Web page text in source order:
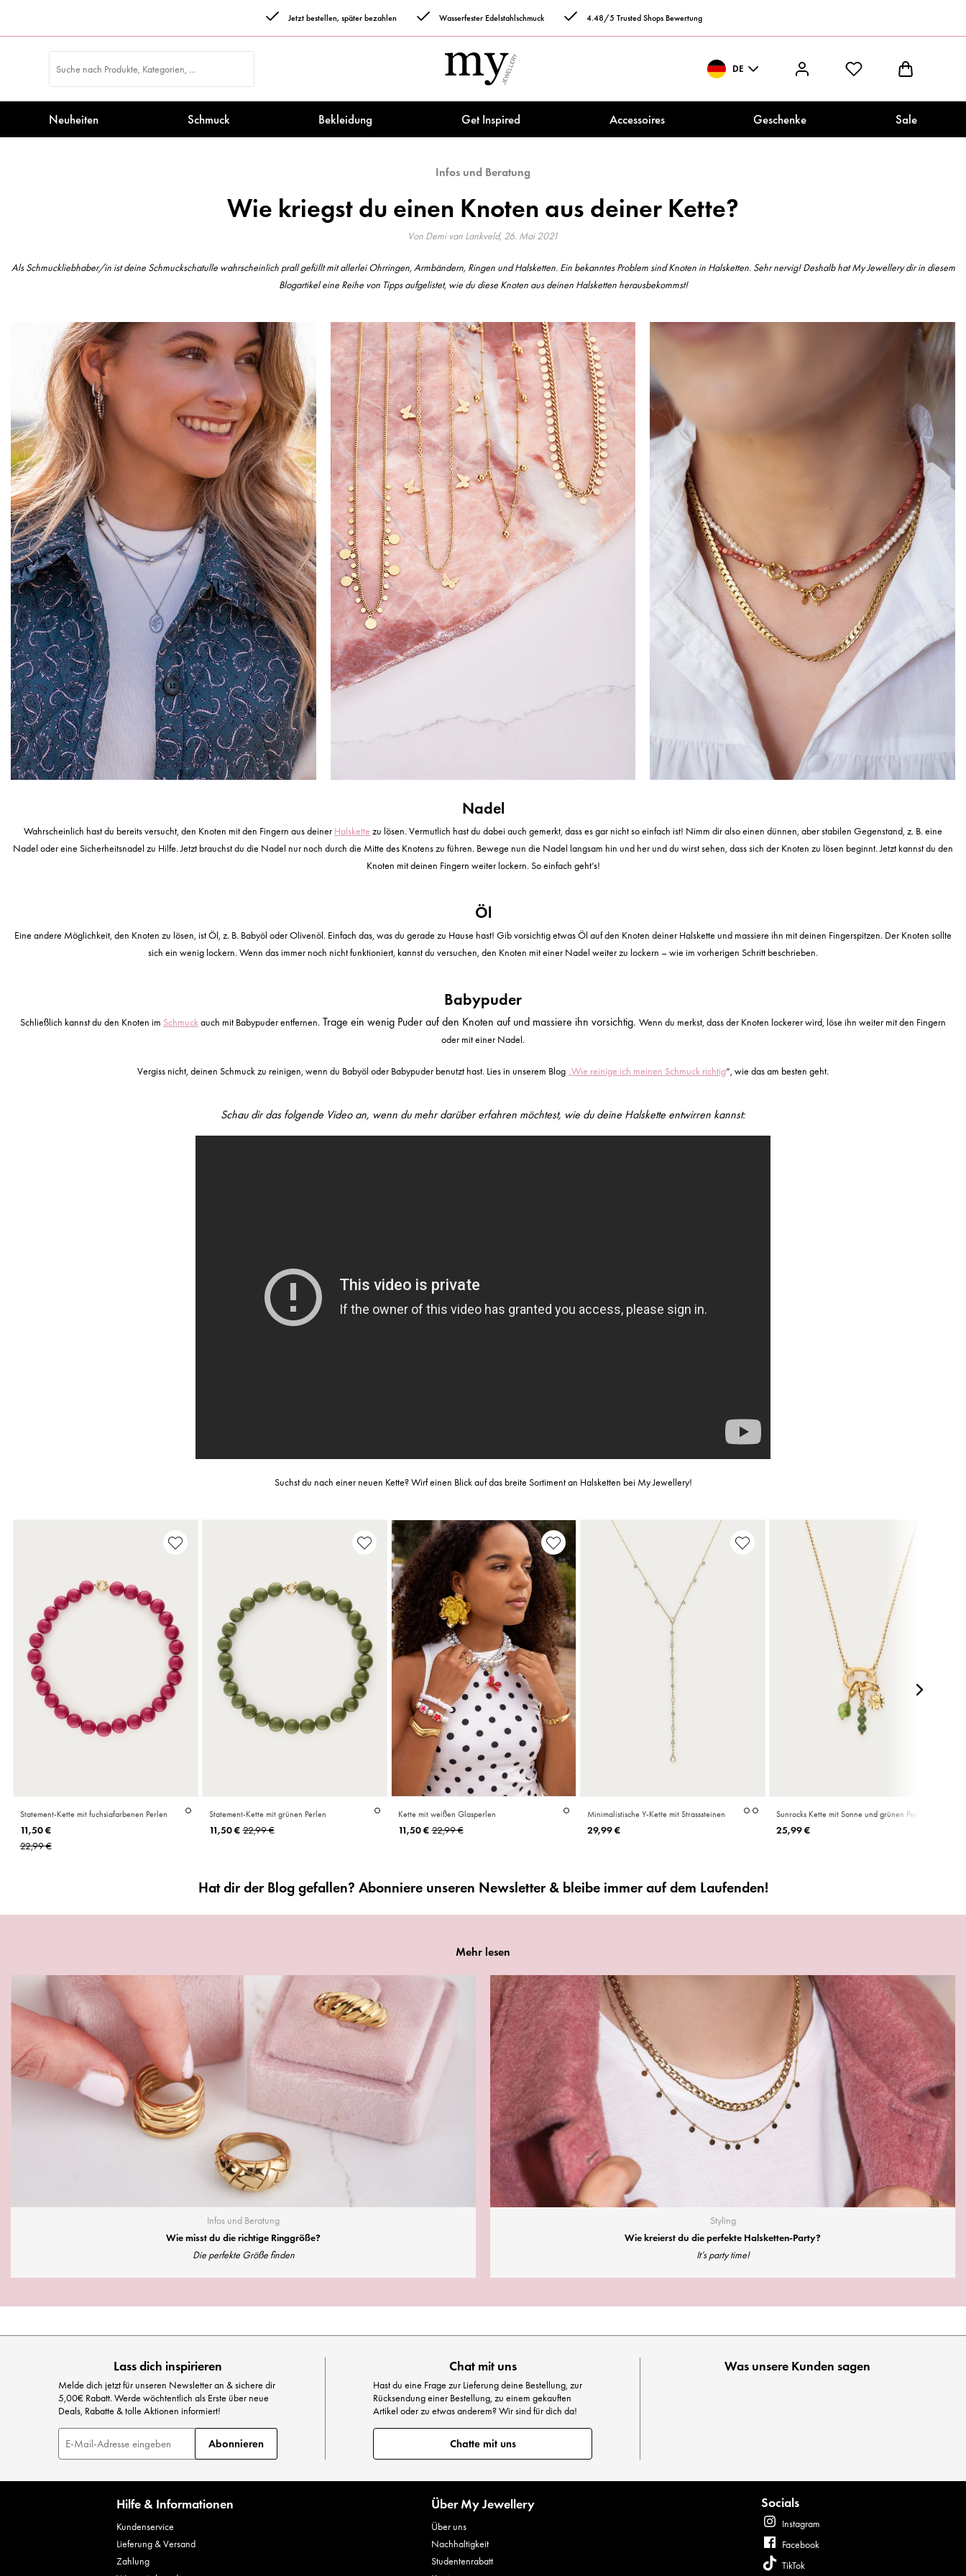
Jetzt bestellen, später bezahlen Wasserfester Edelstahlschmuck 4.48/5 Trusted Shops Bewertung
DE
Deutsch
Neuheiten Schmuck Bekleidung Get Inspired Accessoires Geschenke Sale
Infos und Beratung
Wie kriegst du einen Knoten aus deiner Kette?
Von Demi van Lankveld, 26. Mai 2021
Als Schmuckliebhaber/in ist deine Schmuckschatulle wahrscheinlich prall gefüllt mit allerlei Ohrringen, Armbändern, Ringen und Halsketten. Ein bekanntes Problem sind Knoten in Halsketten. Sehr nervig! Deshalb hat My Jewellery dir in diesem
Blogartikel eine Reihe von Tipps aufgelistet, wie du diese Knoten aus deinen Halsketten herausbekommst!
Nadel
Wahrscheinlich hast du bereits versucht, den Knoten mit den Fingern aus deiner Halskette zu lösen. Vermutlich hast du dabei auch gemerkt, dass es gar nicht so einfach ist! Nimm dir also einen dünnen, aber stabilen Gegenstand, z. B. eine
Nadel oder eine Sicherheitsnadel zu Hilfe. Jetzt brauchst du die Nadel nur noch durch die Mitte des Knotens zu führen. Bewege nun die Nadel langsam hin und her und du wirst sehen, dass sich der Knoten zu lösen beginnt. Jetzt kannst du den
Knoten mit deinen Fingern weiter lockern. So einfach geht’s!
Öl
Eine andere Möglichkeit, den Knoten zu lösen, ist Öl, z. B. Babyöl oder Olivenöl. Einfach das, was du gerade zu Hause hast! Gib vorsichtig etwas Öl auf den Knoten deiner Halskette und massiere ihn mit deinen Fingerspitzen. Der Knoten sollte
sich ein wenig lockern. Wenn das immer noch nicht funktioniert, kannst du versuchen, den Knoten mit einer Nadel weiter zu lockern – wie im vorherigen Schritt beschrieben.
Babypuder
Schließlich kannst du den Knoten im Schmuckauch mit Babypuder entfernen. Trage ein wenig Puder auf den Knoten auf und massiere ihn vorsichtig. Wenn du merkst, dass der Knoten lockerer wird, löse ihn weiter mit den Fingern
oder mit einer Nadel.
Vergiss nicht, deinen Schmuck zu reinigen, wenn du Babyöl oder Babypuder benutzt hast. Lies in unserem Blog „Wie reinige ich meinen Schmuck richtig“, wie das am besten geht.
Schau dir das folgende Video an, wenn du mehr darüber erfahren möchtest, wie du deine Halskette entwirren kannst:
Suchst du nach einer neuen Kette? Wirf einen Blick auf das breite Sortiment an Halsketten bei My Jewellery!
Statement-Kette mit fuchsiafarbenen Perlen
11,50 €
22,99 €
Vergoldeter
Premium
Statement-Kette mit grünen Perlen
11,50 € 22,99 €
Vergoldeter
Premium
Kette mit weißen Glasperlen
11,50 € 22,99 €
Vergoldeter
Premium
Minimalistische Y-Kette mit Strasssteinen
29,99 €
Silberner
Premium
Vergoldeter
Premium
Sunrocks Kette mit Sonne und grünen Perlen
25,99 €
Hat dir der Blog gefallen? Abonniere unseren Newsletter & bleibe immer auf dem Laufenden!
Mehr lesen
Infos und Beratung
Wie misst du die richtige Ringgröße?
Die perfekte Größe finden
Styling
Wie kreierst du die perfekte Halsketten-Party?
It’s party time!
Lass dich inspirieren
Melde dich jetzt für unseren Newsletter an & sichere dir
5,00€ Rabatt. Werde wöchtentlich als Erste über neue
Deals, Rabatte & tolle Aktionen informiert!
M
l
Abonnieren
Chat mit uns
Hast du eine Frage zur Lieferung deine Bestellung, zur
Rücksendung einer Bestellung, zu einem gekauften
Artikel oder zu etwas anderem? Wir sind für dich da!
Chatte mit uns
Was unsere Kunden sagen
Hilfe & Informationen
Kundenservice
Lieferung & Versand
Zahlung
Über My Jewellery
Über uns
Nachhaltigkeit
Studentenrabatt
Socials
Instagram
Facebook
TikTok